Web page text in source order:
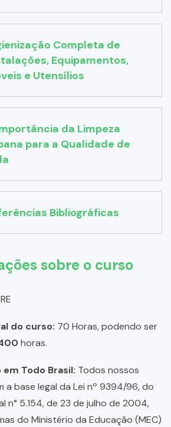
Completa de
Equipamentos,
e Utensílios
da Limpeza
para a Qualidade de
Bibliográficas
sobre o curso
do curso: 70 Horas, podendo ser
horas.
Todo Brasil: Todos nossos
a base legal da Lei nº 9394/96, do
n° 5.154, de 23 de julho de 2004,
do Ministério da Educação (MEC)